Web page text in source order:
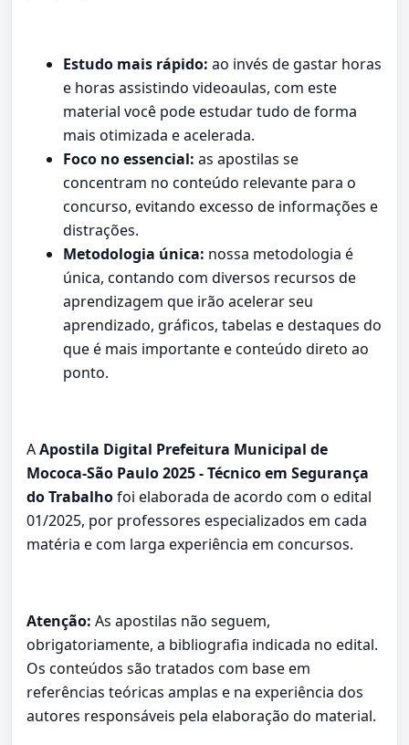
Estudo mais rápido: ao invés de gastar horas
e horas assistindo videoaulas, com este
material você pode estudar tudo de forma
mais otimizada e acelerada.
Foco no essencial: as apostilas se
concentram no conteúdo relevante para o
concurso, evitando excesso de informações e
distrações.
Metodologia única: nossa metodologia é
única, contando com diversos recursos de
aprendizagem que irão acelerar seu
aprendizado, gráficos, tabelas e destaques do
que é mais importante e conteúdo direto ao
ponto.
AApostila Digital Prefeitura Municipal de
Mococa-São Paulo 2025 - Técnico em Segurança
do Trabalhofoi elaborada de acordo com o edital
01/2025, por professores especializados em cada
matéria e com larga experiência em concursos.
Atenção: As apostilas não seguem,
obrigatoriamente, a bibliografia indicada no edital.
Os conteúdos são tratados com base em
referências teóricas amplas e na experiência dos
autores responsáveis pela elaboração do material.